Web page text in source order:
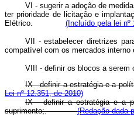
VI -sugerir a adoção de
ter prioridade de licitação e
Elétrico. (Incluído pela lei nº
VII - estabelecer diretrizes
compatível com os mercados interno
VIII - definir os blocos a serem
IX - definir a estratégia e a
Lei nº 12.351, de 2010)
IX - definir a estratégia e a
suprimento;. (Redação dada